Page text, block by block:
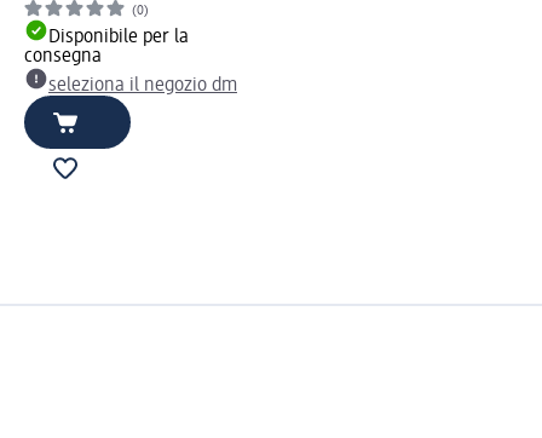
(0)
Disponibile per la
consegna
seleziona il negozio dm